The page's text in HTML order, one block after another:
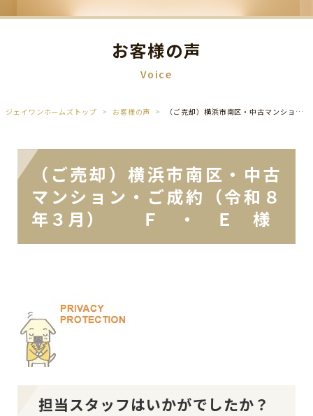
お客様の声
Voice
ジェイワンホームズトップ お客様の声 （ご売却）横浜市南区・中古マンション・ご成約（令和８年３月） Ｆ ・ Ｅ 様
（ご売却）横浜市南区・中古
マンション・ご成約（令和８
年３月） Ｆ ・ Ｅ 様
担当スタッフはいかがでしたか？